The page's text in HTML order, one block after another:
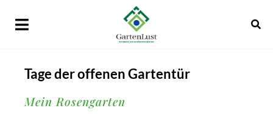
Tage der offenen Gartentür
Mein Rosengarten